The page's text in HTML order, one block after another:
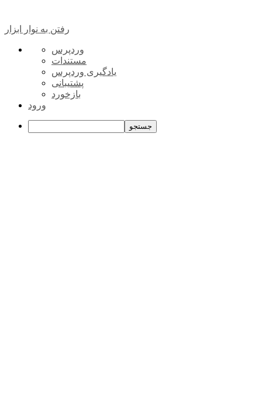
رفتن به نوار ابزار
درباره
وردپرس
وردپرس
مستندات
یادگیری وردپرس
پشتیبانی
بازخورد
ورود
جستجو